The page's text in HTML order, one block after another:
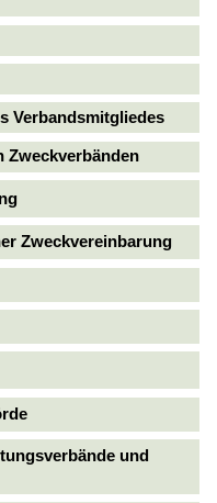
Verbandsmitgliedes
Zweckverbänden
Zweckvereinbarung
und